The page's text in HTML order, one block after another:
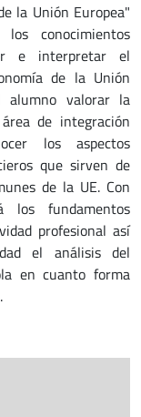
la Unión Europea"
conocimientos
e interpretar el
de la Unión
alumno valorar la
de integración
los aspectos
que sirven de
de la UE. Con
los fundamentos
profesional así
el análisis del
en cuanto forma